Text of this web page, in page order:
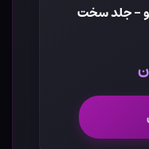
- جلد سخت